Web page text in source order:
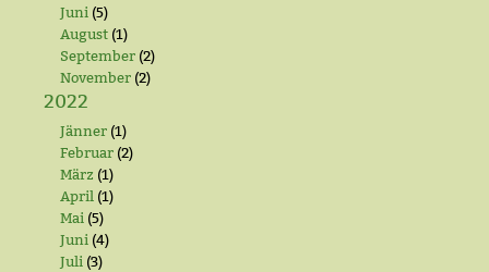
Juni (5)
August (1)
September (2)
November (2)
2022
Jänner (1)
Februar (2)
März (1)
April (1)
Mai (5)
Juni (4)
Juli (3)